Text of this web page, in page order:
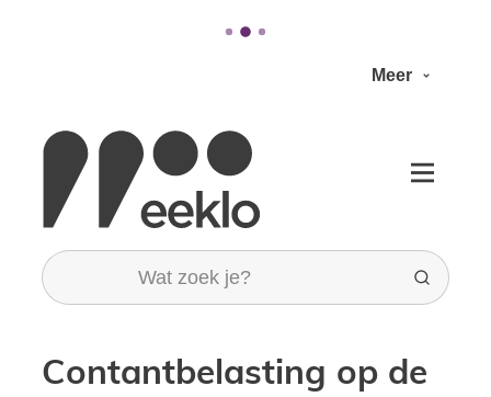
Meer
Stad Eeklo
Wat zoek je?
Zoeken
Menu
Contantbelasting op de